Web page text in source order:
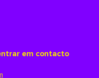
em contacto